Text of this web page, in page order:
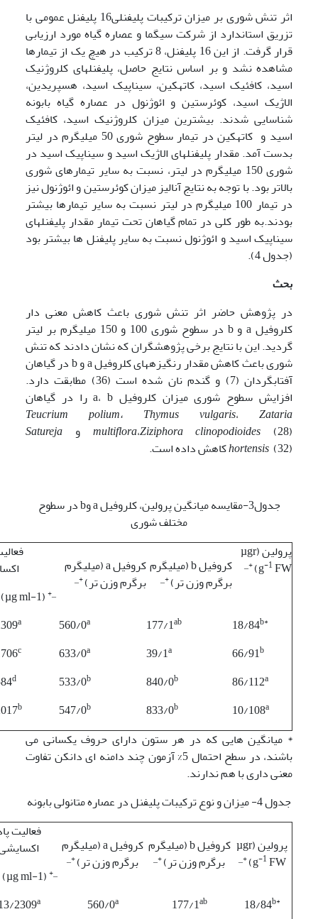
اثر تنش شوری بر میزان ترکیبات پلی­فنلی16 پلی­فنل عمومی با
تزریق استاندارد از شرکت سیگما و عصاره گیاه مورد ارزیابی
قرار گرفت. از این 16 پلی­فنل، 8 ترکیب در هیچ یک از تیمارها
مشاهده نشد و بر اساس نتایج حاصل، پلی­فنل­های کلروژنیک
اسید، کافئیک اسید، کاته­کین، سیناپیک اسید، هسپریدین،
الاژیک اسید، کوئرستین و ائوژنول در عصاره گیاه بابونه
شناسایی شدند. بیشترین میزان کلروژنیک اسید، کافئیک
اسید و کاته­کین در تیمار­ سطوح شوری 50 میلی­گرم در لیتر
بدست آمد. مقدار پلی­فنل­های الاژیک اسید و سیناپیک اسید در
شوری 150 میلی­گرم در لیتر، نسبت به سایر تیمارهای شوری
بالاتر بود. با توجه به نتایج آنالیز میزان کوئرستین و ائوژنول نیز
در تیمار 100 میلی­گرم در لیتر نسبت به سایر تیمارها بیشتر
بودند.به طور کلی در تمام گیاهان تحت تیمار مقدار پلی­فنل­های
سیناپیک اسید و ائوژنول نسبت به سایر پلی­فنل ها بیشتر بود
(جدول 4).
بحث
در پژوهش حاضر اثر تنش شوری باعث کاهش معنی دار
کلروفیل a و b در سطوح شوری 100 و 150 میلی­گرم بر لیتر
گردید. این با نتایج برخی پژوهشگران که نشان دادند که تنش
شوری باعث کاهش مقدار رنگیزه­های کلروفیل a و b در گیاهان
آفتابگردان (7) و گندم نان شده است (36) مطابقت دارد.
افزایش سطوح شوری میزان کلروفیل a، b را در گیاهان
Teucrium polium، Thymus vulgaris، Zataria
multiflora،Ziziphora clinopodioides (28) و
Satureja
hortensis (32) کاهش داده است.
جدول3-مقایسه میانگین پرولین، کلروفیل a وb در سطوح
مختلف شوری
پرولین (µgr
g-1FW)
+_
کروفیل b (میلی­گرم
برگرم وزن تر)+_
کروفیل a (میلی­گرم
برگرم وزن تر)+_
ml-1)+_
18/84b*
177/1ab
560/0a
a
66/91b
39/1a
633/0a
c
86/112a
840/0b
533/0b
d
10/108a
833/0b
547/0b
b
* میانگین هایی که در هر ستون دارای حروف یکسانی می
باشند، در سطح احتمال 5% آزمون چند دامنه ای دانکن تفاوت
معنی داری با هم ندارند.
جدول 4- میزان و نوع ترکیبات پلی­فنل در عصاره متانولی بابونه
پرولین (µgr
g-1FW)
+_
کروفیل b (میلی­گرم
برگرم وزن تر)+_
کروفیل a (میلی­گرم
برگرم وزن تر)+_
فعالیت
(µg ml-1)+_
18/84b*
177/1ab
560/0a
2309a